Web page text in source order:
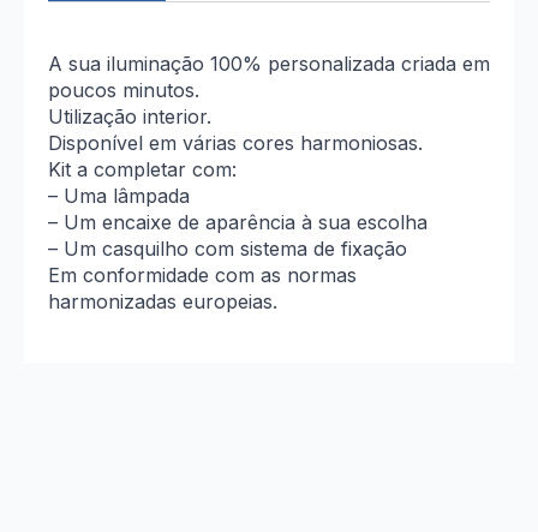
A sua iluminação 100% personalizada criada em
poucos minutos.
Utilização interior.
Disponível em várias cores harmoniosas.
Kit a completar com:
– Uma lâmpada
– Um encaixe de aparência à sua escolha
– Um casquilho com sistema de fixação
Em conformidade com as normas
harmonizadas europeias.